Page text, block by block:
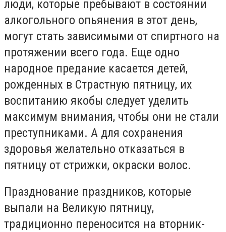
люди, которые пребывают в состоянии
алкогольного опьянения в этот день,
могут стать зависимыми от спиртного на
протяжении всего года. Еще одно
народное предание касается детей,
рожденных в Страстную пятницу, их
воспитанию якобы следует уделить
максимум внимания, чтобы они не стали
преступниками. А для сохранения
здоровья желательно отказаться в
пятницу от стрижки, окраски волос.
Празднование праздников, которые
выпали на Великую пятницу,
традиционно переносится на вторник-